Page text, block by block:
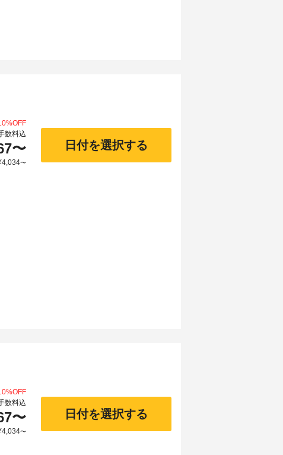
%OFF
数料込
〜
4,034〜
日付を選択する
%OFF
数料込
〜
4,034〜
日付を選択する